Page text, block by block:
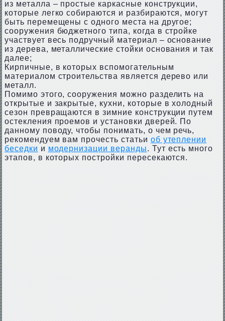
из металла – простые каркасные конструкции,
которые легко собираются и разбираются, могут
быть перемещены с одного места на другое;
сооружения бюджетного типа, когда в стройке
участвует весь подручный материал – основание
из дерева, металлические стойки основания и так
далее;
Кирпичные, в которых вспомогательным
материалом строительства является дерево или
металл.
Помимо этого, сооружения можно разделить на
открытые и закрытые, кухни, которые в холодный
сезон превращаются в зимние конструкции путем
остекления проемов и установки дверей. По
данному поводу, чтобы понимать, о чем речь,
рекомендуем вам прочесть статьи об утеплении
беседки и модернизации веранды. Тут есть много
этапов, в которых постройки пересекаются.